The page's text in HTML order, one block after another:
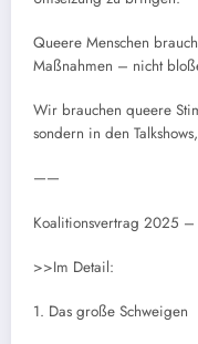
Queere Menschen
Maßnahmen – nicht
Wir brauchen queere
sondern in den
——
Koalitionsvertrag 2025
>>Im Detail:
1. Das große Schweigen